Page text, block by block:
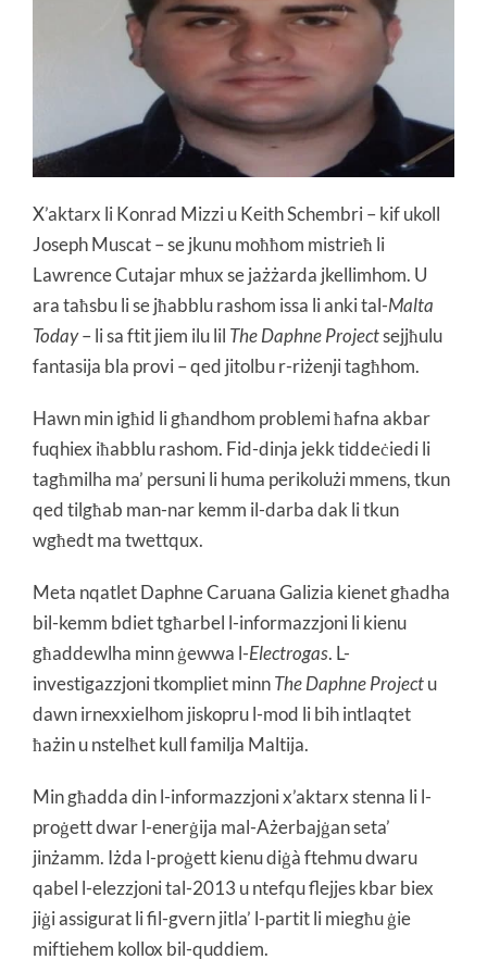
X’aktarx li Konrad Mizzi u Keith Schembri – kif ukoll
Joseph Muscat – se jkunu moħħom mistrieħ li
Lawrence Cutajarmhux se jażżarda jkellimhom. U
ara taħsbu li se jħabblu rashom issa li anki tal-Malta
Today– li sa ftit jiem ilu lil The Daphne Projectsejjħulu
fantasija bla provi – qed jitolbu r-riżenji tagħhom.
Hawn min igħid li għandhom problemi ħafna akbar
fuqhiex iħabblu rashom. Fid-dinja jekk tiddeċiedi li
tagħmilha ma’ persuni li huma perikolużi mmens, tkun
qed tilgħab man-nar kemm il-darba dak li tkun
wgħedt ma twettqux.
Meta nqatlet Daphne Caruana Galizia kienet għadha
bil-kemm bdiet tgħarbel l-informazzjoni li kienu
għaddewlha minn ġewwa l-Electrogas. L-
investigazzjoni tkompliet minnThe Daphne Projectu
dawn irnexxielhom jiskopru l-mod li bih intlaqtet
ħażin u nstelħet kull familja Maltija.
Min għadda din l-informazzjoni x’aktarx stenna li l-
proġett dwar l-enerġija mal-Ażerbajġan seta’
jinżamm. Iżda l-proġett kienu diġà ftehmu dwaru
qabel l-elezzjoni tal-2013 u ntefqu flejjes kbar biex
jiġi assigurat li fil-gvern jitla’ l-partit li miegħu ġie
miftiehem kollox bil-quddiem.